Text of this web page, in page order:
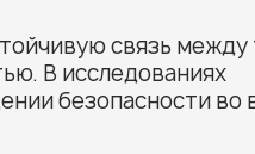
связь
В исследованиях
безопасности во